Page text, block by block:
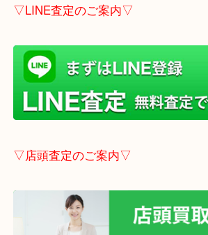
こちらはブログアップした時点で
最新の情報は一番新しいブログを
→こちら
事前にご連絡頂ければ内容によ
▽LINE査定のご案内▽